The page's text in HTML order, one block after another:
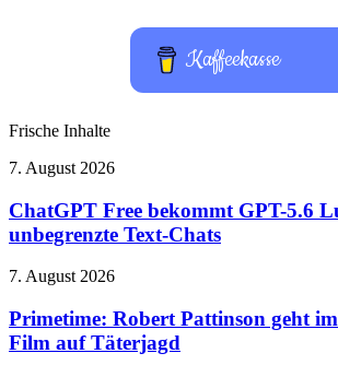
Kaffeekasse
Frische Inhalte
ChatGPT
bekommt
GPT-
5.6
und
Text-
Chats
7. August 2026
ChatGPT Free bekommt GPT-5.6
unbegrenzte Text-Chats
Primetime:
Pattinson
geht
im
7. August 2026
Primetime: Robert Pattinson geht
Film auf Täterjagd